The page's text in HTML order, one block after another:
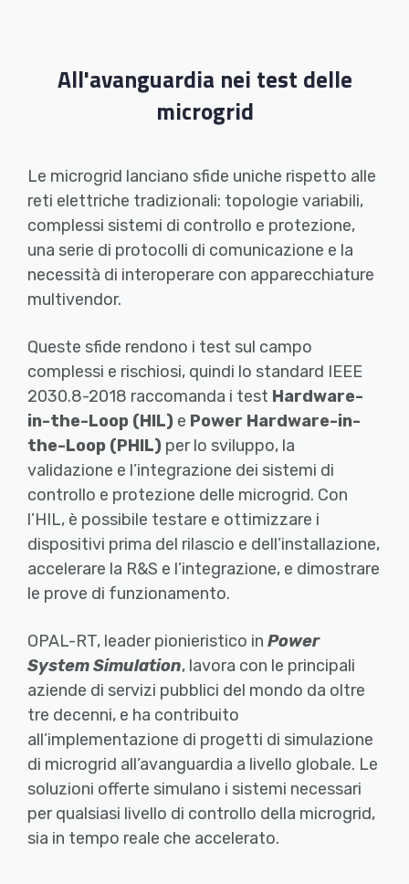
All'avanguardia nei test delle
microgrid
Le microgrid lanciano sfide uniche rispetto alle
reti elettriche tradizionali: topologie variabili,
complessi sistemi di controllo e protezione,
una serie di protocolli di comunicazione e la
necessità di interoperare con apparecchiature
multivendor.
Queste sfide rendono i test sul campo
complessi e rischiosi, quindi lo standard IEEE
2030.8-2018 raccomanda i test Hardware-
in-the-Loop (HIL) e Power Hardware-in-
the-Loop (PHIL) per lo sviluppo, la
validazione e l’integrazione dei sistemi di
controllo e protezione delle microgrid. Con
l’HIL, è possibile testare e ottimizzare i
dispositivi prima del rilascio e dell’installazione,
accelerare la R&S e l’integrazione, e dimostrare
le prove di funzionamento.
OPAL-RT, leader pionieristico in Power
System Simulation, lavora con le principali
aziende di servizi pubblici del mondo da oltre
tre decenni, e ha contribuito
all’implementazione di progetti di simulazione
di microgrid all’avanguardia a livello globale. Le
soluzioni offerte simulano i sistemi necessari
per qualsiasi livello di controllo della microgrid,
sia in tempo reale che accelerato.